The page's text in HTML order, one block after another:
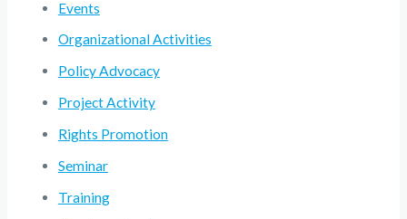
Events
Organizational Activities
Policy Advocacy
Project Activity
Rights Promotion
Seminar
Training